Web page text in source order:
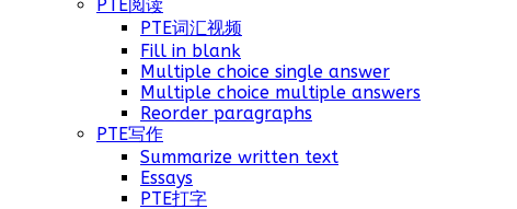
PTE阅读
PTE词汇视频
Fill in blank
Multiple choice single answer
Multiple choice multiple answers
Reorder paragraphs
PTE写作
Summarize written text
Essays
PTE打字